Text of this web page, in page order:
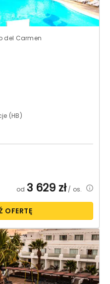
del Carmen
(HB)
od 3 629 zł/ os.
OFERTĘ